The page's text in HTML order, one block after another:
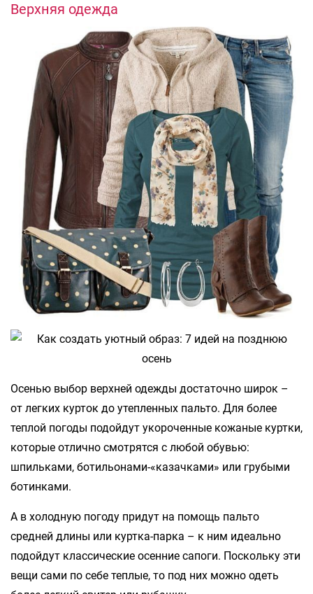
Верхняя одежда
Осенью выбор верхней одежды достаточно широк –
от легких курток до утепленных пальто. Для более
теплой погоды подойдут укороченные кожаные куртки,
которые отлично смотрятся с любой обувью:
шпильками, ботильонами-«казачками» или грубыми
ботинками.
А в холодную погоду придут на помощь пальто
средней длины или куртка-парка – к ним идеально
подойдут классические осенние сапоги. Поскольку эти
вещи сами по себе теплые, то под них можно одеть